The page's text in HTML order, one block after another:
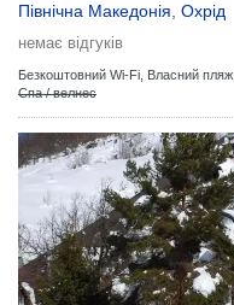
Північна Македонія Охрід
немає відгуків
Безкоштовний Wi-Fi, Власний пляж,
Спа / велнес